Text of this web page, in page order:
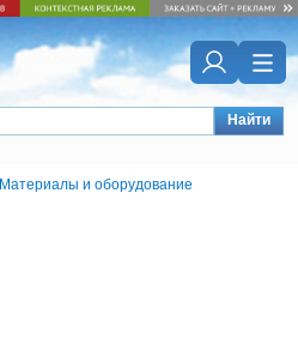
Найти
Материалы и оборудование